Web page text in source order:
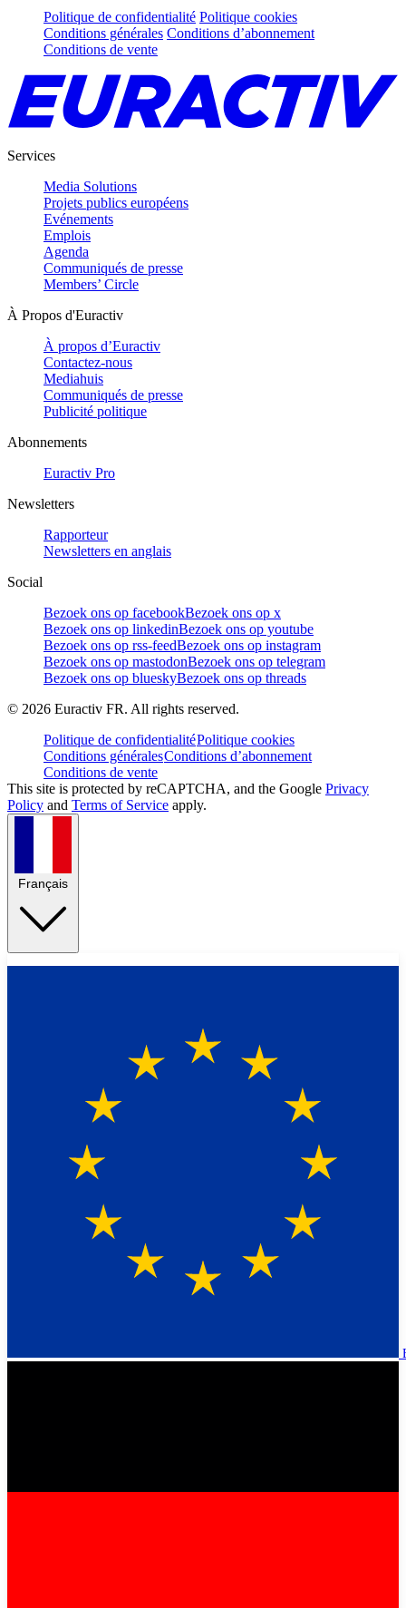
Politique de confidentialité Politique cookies
Conditions générales Conditions d’abonnement
Conditions de vente
Services
Media Solutions
Projets publics européens
Evénements
Emplois
Agenda
Communiqués de presse
Members’ Circle
À Propos d'Euractiv
À propos d’Euractiv
Contactez-nous
Mediahuis
Communiqués de presse
Publicité politique
Abonnements
Euractiv Pro
Newsletters
Rapporteur
Newsletters en anglais
Social
Bezoek ons op facebookBezoek ons op x
Bezoek ons op linkedinBezoek ons op youtube
Bezoek ons op rss-feedBezoek ons op instagram
Bezoek ons op mastodonBezoek ons op telegram
Bezoek ons op blueskyBezoek ons op threads
© 2026 Euractiv FR. All rights reserved.
Politique de confidentialitéPolitique cookies
Conditions généralesConditions d’abonnement
Conditions de vente
This site is protected by reCAPTCHA, and the Google Privacy
Policy and Terms of Service apply.
Français